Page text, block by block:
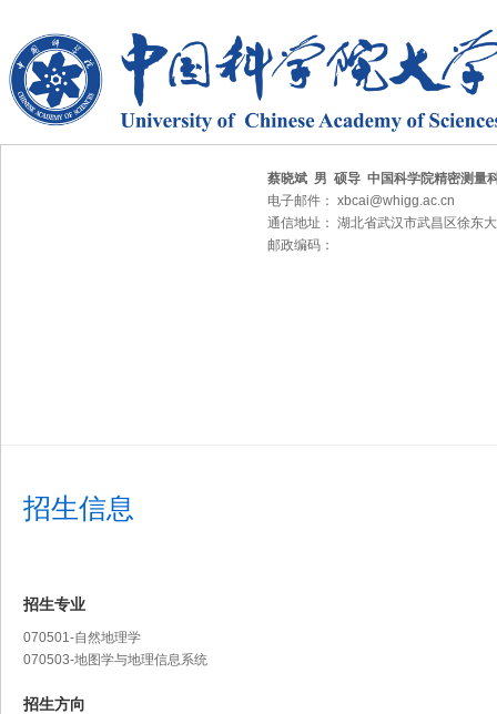
蔡晓斌 男 硕导 中国科学院精密测量
电子邮件： xbcai@whigg.ac.cn
通信地址： 湖北省武汉市武昌区徐东
邮政编码：
招生信息
招生专业
070501-自然地理学
070503-地图学与地理信息系统
招生方向